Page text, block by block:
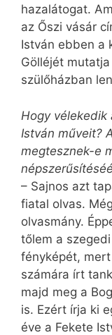
hazalátogat.
az Őszi vásár
István ebben a
Gölléjét
szülőházban
Hogy vélekedik
István műveit?
megtesznek-e
– Sajnos azt
fiatal olvas.
olvasmány.
tőlem a
fényképét,
számára írt
majd meg a
is. Ezért írja ki
éve a Fekete